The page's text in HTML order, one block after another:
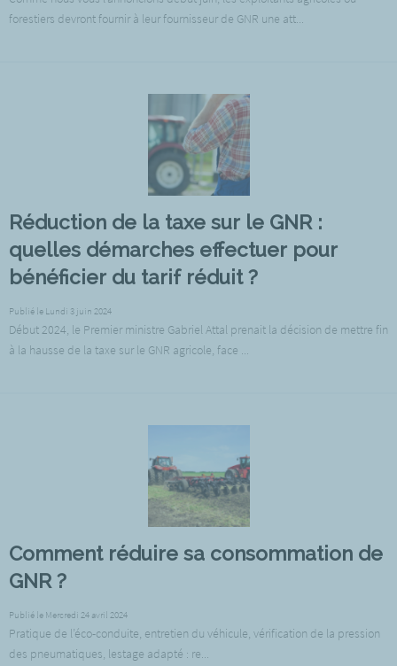
forestiers devront fournir à leur fournisseur de GNR une att...
Réduction de la taxe sur le GNR :
quelles démarches effectuer pour
bénéficier du tarif réduit ?
Publié le Lundi 3 juin 2024
Début 2024, le Premier ministre Gabriel Attal prenait la décision de mettre fin
à la hausse de la taxe sur le GNR agricole, face ...
Comment réduire sa consommation de
GNR ?
Publié le Mercredi 24 avril 2024
Pratique de l’éco-conduite, entretien du véhicule, vérification de la pression
des pneumatiques, lestage adapté : re...